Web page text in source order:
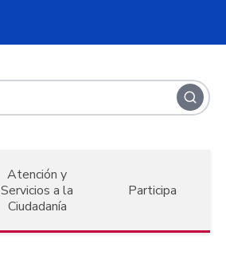
Atención y
Servicios a la
Ciudadanía
Participa